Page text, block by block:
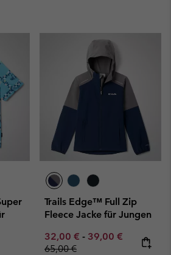
Trails Edge™ Full Zip
Fleece Jacke für Jungen
Minimum sale price:
32,00 € - Maximum sale
39,00 € Regular
65,00 €